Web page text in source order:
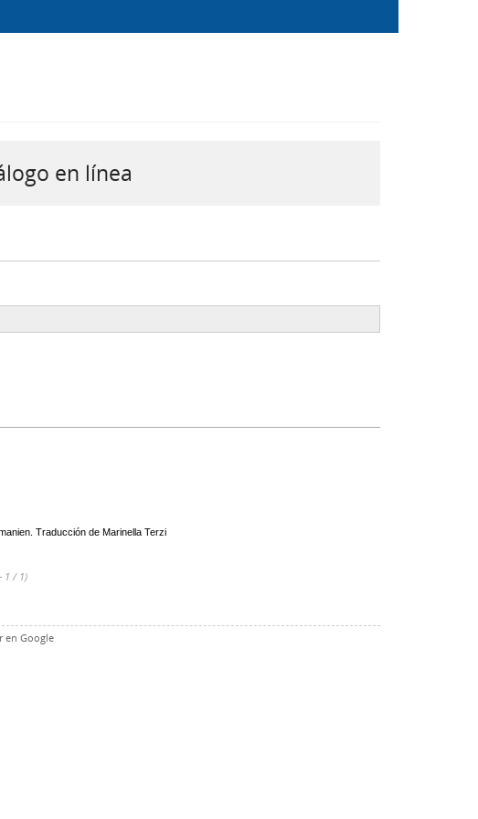
en línea
Traducción de Marinella Terzi
1 / 1)
en Google